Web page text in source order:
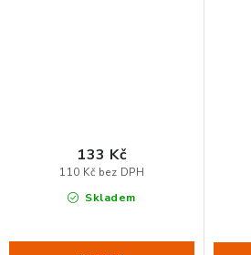
Skladem
110 Kč bez DPH
133 Kč